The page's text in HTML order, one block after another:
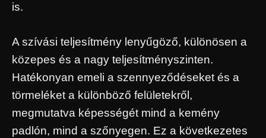
is.
A szívási teljesítmény lenyűgöző, különösen a
közepes és a nagy teljesítményszinten.
Hatékonyan emeli a szennyeződéseket és a
törmeléket a különböző felületekről,
megmutatva képességét mind a kemény
padlón, mind a szőnyegen. Ez a következetes